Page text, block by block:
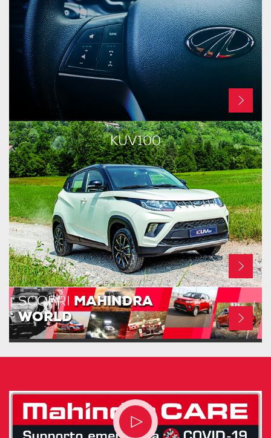
KUV100
SCOPRI MAHINDRA
WORLD